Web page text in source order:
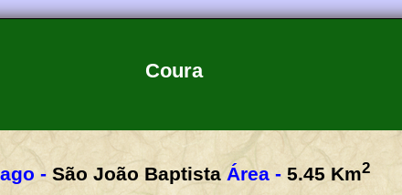
Coura
- São João Baptista Área - 5.45 Km2